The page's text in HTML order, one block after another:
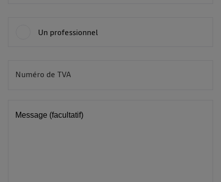
Un professionnel
Numéro de TVA
BE
Message (facultatif)